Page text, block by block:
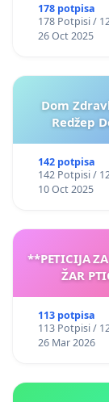
178 potpisa
178 Potpisi /
26 Oct 2025
Dom
Redžep
142 potpisa
142 Potpisi /
10 Oct 2025
**PETICIJA
ŽAR
113 potpisa
113 Potpisi /
26 Mar 2026